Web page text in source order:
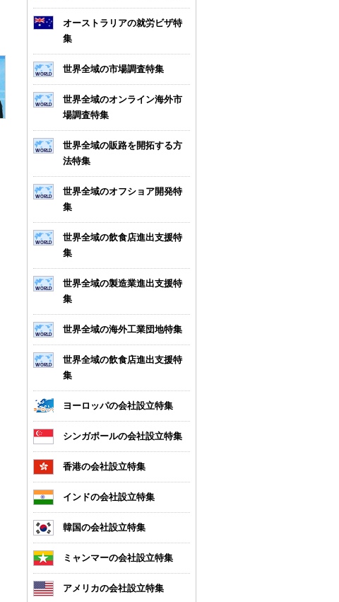
オーストラリアの就労ビザ特
集
世界全域の市場調査特集
世界全域のオンライン海外市
場調査特集
世界全域の販路を開拓する方
法特集
世界全域のオフショア開発特
集
世界全域の飲食店進出支援特
集
世界全域の製造業進出支援特
集
世界全域の海外工業団地特集
世界全域の飲食店進出支援特
集
ヨーロッパの会社設立特集
シンガポールの会社設立特集
香港の会社設立特集
インドの会社設立特集
韓国の会社設立特集
ミャンマーの会社設立特集
アメリカの会社設立特集